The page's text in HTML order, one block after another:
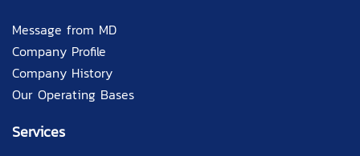
Message from MD
Company Profile
Company History
Our Operating Bases
Services